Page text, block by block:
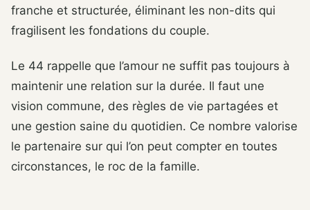
franche et structurée, éliminant les non-dits qui
fragilisent les fondations du couple.
Le 44 rappelle que l’amour ne suffit pas toujours à
maintenir une relation sur la durée. Il faut une
vision commune, des règles de vie partagées et
une gestion saine du quotidien. Ce nombre valorise
le partenaire sur qui l’on peut compter en toutes
circonstances, le roc de la famille.